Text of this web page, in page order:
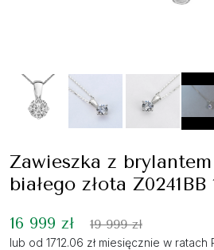
Zawieszka z
białego złota Z0241BB
16 999 zł 19 999 zł
lub od 1712.06 zł miesięcznie w ratach